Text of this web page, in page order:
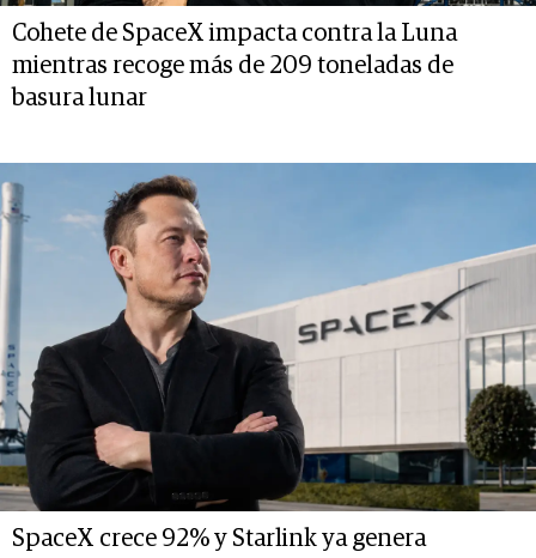
Cohete de SpaceX impacta contra la Luna
mientras recoge más de 209 toneladas de
basura lunar
SpaceX crece 92% y Starlink ya genera